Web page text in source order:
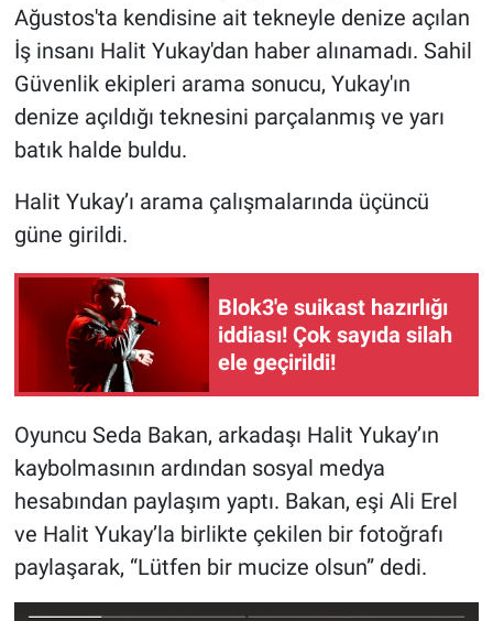
Ağustos'ta kendisine ait tekneyle denize açılan
İş insanı Halit Yukay'dan haber alınamadı. Sahil
Güvenlik ekipleri arama sonucu, Yukay'ın
denize açıldığı teknesini parçalanmış ve yarı
batık halde buldu.
Halit Yukay’ı arama çalışmalarında üçüncü
güne girildi.
Blok3'e suikast hazırlığı
iddiası! Çok sayıda silah
ele geçirildi!
Oyuncu Seda Bakan, arkadaşı Halit Yukay’ın
kaybolmasının ardından sosyal medya
hesabından paylaşım yaptı. Bakan, eşi Ali Erel
ve Halit Yukay’la birlikte çekilen bir fotoğrafı
paylaşarak, “Lütfen bir mucize olsun” dedi.
Gündem Özel
Günün görüntüsü
Haber
İlan
Kimdir
Koronavirüs
Kültür Sanat
Ne demişti
Nedir
Popüler